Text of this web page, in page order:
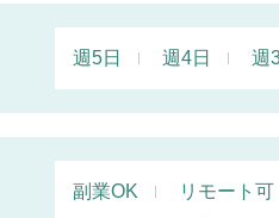
週5日 週4日 週
副業OK リモート可